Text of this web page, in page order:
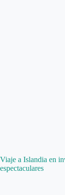
Viaje a Islandia en
espectaculares